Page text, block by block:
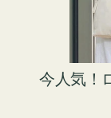
今人気！